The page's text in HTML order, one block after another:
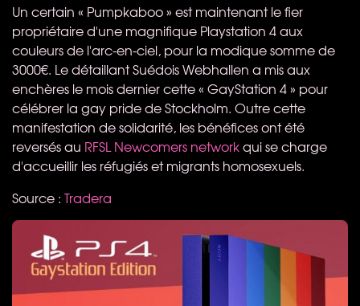
Un certain « Pumpkaboo » est maintenant le fier
propriétaire d'une magnifique Playstation 4 aux
couleurs de l'arc-en-ciel, pour la modique somme de
3000€. Le détaillant Suédois Webhallen a mis aux
enchères le mois dernier cette « GayStation 4 » pour
célébrer la gay pride de Stockholm. Outre cette
manifestation de solidarité, les bénéfices ont été
reversés au RFSL Newcomers networkqui se charge
d'accueillir les réfugiés et migrants homosexuels.
Source : Tradera